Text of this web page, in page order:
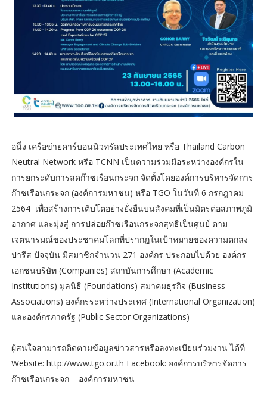
อนึ่ง เครือข่ายคาร์บอนนิวทรัลประเทศไทย หรือ Thailand Carbon
Neutral Network หรือ TCNN เป็นความร่วมมือระหว่างองค์กรใน
การยกระดับการลดก๊าซเรือนกระจก จัดตั้งโดยองค์การบริหารจัดการ
ก๊าซเรือนกระจก (องค์การมหาชน) หรือ TGO ในวันที่ 6 กรกฎาคม
2564 เพื่อสร้างการเติบโตอย่างยั่งยืนบนสังคมที่เป็นมิตรต่อสภาพภูมิ
อากาศ และมุ่งสู่ การปล่อยก๊าซเรือนกระจกสุทธิเป็นศูนย์ ตาม
เจตนารมณ์ของประชาคมโลกที่ปรากฏในเป้าหมายของความตกลง
ปารีส ปัจจุบัน มีสมาชิกจำนวน 271 องค์กร ประกอบไปด้วย องค์กร
เอกชนบริษัท (Companies) สถาบันการศึกษา (Academic
Institutions) มูลนิธิ (Foundations) สมาคมธุรกิจ (Business
Associations) องค์กรระหว่างประเทศ (International Organization)
และองค์กรภาครัฐ (Public Sector Organizations)
ผู้สนใจสามารถติดตามข้อมูลข่าวสารหรือลงทะเบียนร่วมงาน ได้ที่
Website: http://www.tgo.or.th Facebook: องค์การบริหารจัดการ
ก๊าซเรือนกระจก – องค์การมหาชน